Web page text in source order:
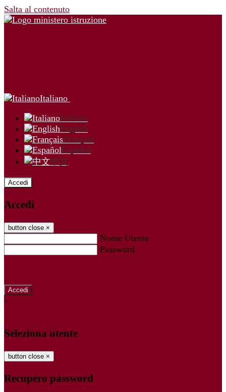
Salta al contenuto
Italiano
Italiano
English
Français
Español
中文
Accedi
Accedi
button close ×
Nome Utente
Password
-
Seleziona utente
button close ×
Recupero password